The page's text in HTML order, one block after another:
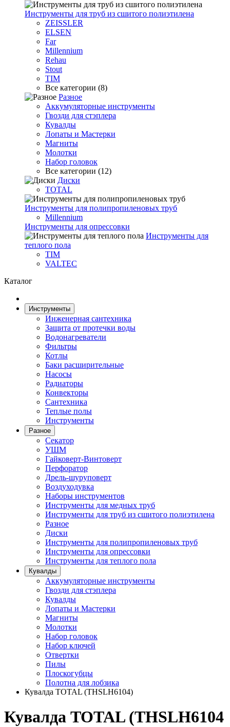
Инструменты для труб из сшитого полиэтилена
ZEISSLER
ELSEN
Far
Millennium
Rehau
Stout
TIM
Все категории (8)
Разное
Аккумуляторные инструменты
Гвозди для стэплера
Кувалды
Лопаты и Мастерки
Магниты
Молотки
Набор головок
Все категории (12)
Диски
TOTAL
Инструменты для полипропиленовых труб
Millennium
Инструменты для опрессовки
Инструменты для
теплого пола
TIM
VALTEC
Каталог
Инструменты
Инженерная сантехника
Защита от протечки воды
Водонагреватели
Фильтры
Котлы
Баки расширительные
Насосы
Радиаторы
Конвекторы
Сантехника
Теплые полы
Инструменты
Разное
Секатор
УШМ
Гайковерт-Винтоверт
Перфоратор
Дрель-шуруповерт
Воздуходувка
Наборы инструментов
Инструменты для медных труб
Инструменты для труб из сшитого полиэтилена
Разное
Диски
Инструменты для полипропиленовых труб
Инструменты для опрессовки
Инструменты для теплого пола
Кувалды
Аккумуляторные инструменты
Гвозди для стэплера
Кувалды
Лопаты и Мастерки
Магниты
Молотки
Набор головок
Набор ключей
Отвертки
Пилы
Плоскогубцы
Полотна для лобзика
Кувалда TOTAL (THSLH6104)
Кувалда TOTAL (THSLH6104